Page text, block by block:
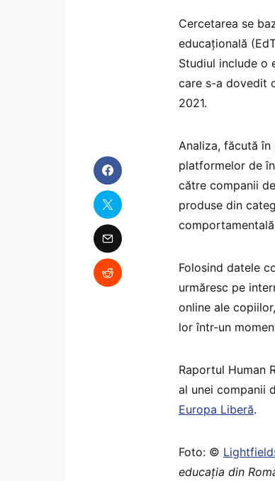
Cercetarea se
educațională
Studiul include o
care s-a dovedit
2021.
Analiza, făcută
platformelor de
către companii
produse din
Folosind datele
urmăresc pe
online ale
lor într-un
Raportul Human
al unei companii
Europa Liberă.
Foto: ©
educaţia din